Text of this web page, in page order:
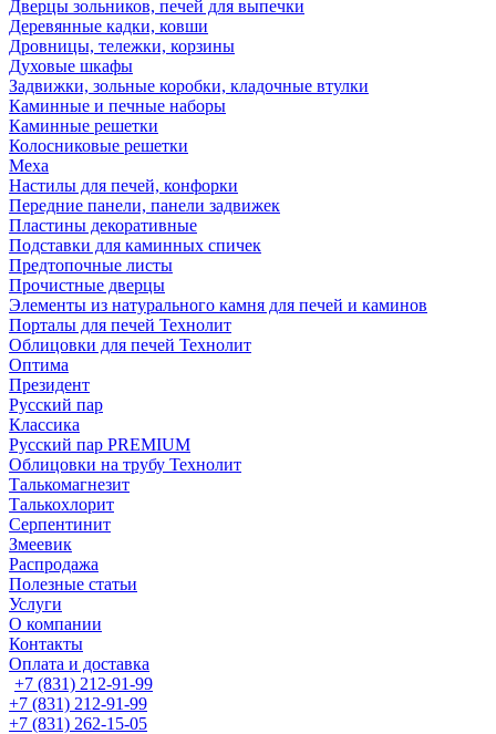
Дверцы зольников, печей для выпечки
Деревянные кадки, ковши
Дровницы, тележки, корзины
Духовые шкафы
Задвижки, зольные коробки, кладочные втулки
Каминные и печные наборы
Каминные решетки
Колосниковые решетки
Меха
Настилы для печей, конфорки
Передние панели, панели задвижек
Пластины декоративные
Подставки для каминных спичек
Предтопочные листы
Прочистные дверцы
Элементы из натурального камня для печей и каминов
Порталы для печей Технолит
Облицовки для печей Технолит
Оптима
Президент
Русский пар
Классика
Русский пар PREMIUM
Облицовки на трубу Технолит
Талькомагнезит
Талькохлорит
Серпентинит
Змеевик
Распродажа
Полезные статьи
Услуги
О компании
Контакты
Оплата и доставка
+7 (831) 212-91-99
+7 (831) 212-91-99
+7 (831) 262-15-05